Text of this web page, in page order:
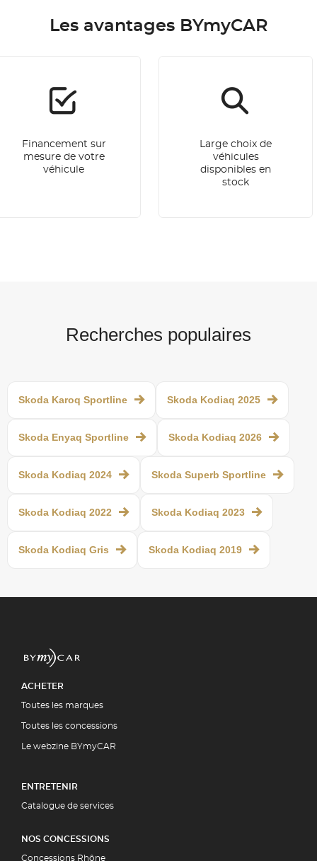
Les avantages BYmyCAR
Financement sur
mesure de votre
véhicule
Large choix de
véhicules
disponibles en
stock
Recherches populaires
Skoda Karoq Sportline Skoda Kodiaq 2025
Skoda Enyaq Sportline Skoda Kodiaq 2026
Skoda Kodiaq 2024 Skoda Superb Sportline
Skoda Kodiaq 2022 Skoda Kodiaq 2023
Skoda Kodiaq Gris Skoda Kodiaq 2019
ACHETER
Toutes les marques
Toutes les concessions
Le webzine BYmyCAR
ENTRETENIR
Catalogue de services
NOS CONCESSIONS
Concessions Rhône